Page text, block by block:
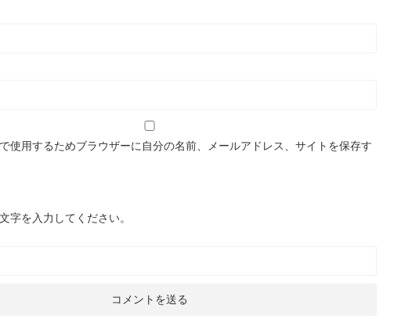
使用するためブラウザーに自分の名前、メールアドレス、サイトを保存す
字を入力してください。